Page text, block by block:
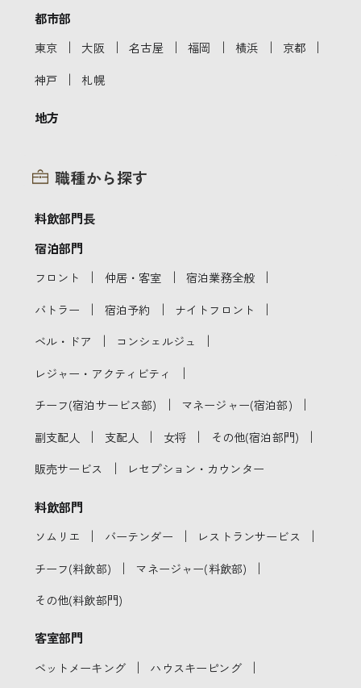
都市部
東京 ｜ 大阪 ｜ 名古屋 ｜ 福岡 ｜ 横浜 ｜ 京都 ｜
神戸 ｜ 札幌
地方
職種から探す
料飲部門長
宿泊部門
フロント ｜ 仲居・客室 ｜ 宿泊業務全般 ｜
バトラー ｜ 宿泊予約 ｜ ナイトフロント ｜
ベル・ドア ｜ コンシェルジュ ｜
レジャー・アクティビティ ｜
チーフ(宿泊サービス部) ｜ マネージャー(宿泊部) ｜
副支配人 ｜ 支配人 ｜ 女将 ｜ その他(宿泊部門) ｜
販売サービス ｜ レセプション・カウンター
料飲部門
ソムリエ ｜ バーテンダー ｜ レストランサービス ｜
チーフ(料飲部) ｜ マネージャー(料飲部) ｜
その他(料飲部門)
客室部門
ベットメーキング ｜ ハウスキーピング ｜